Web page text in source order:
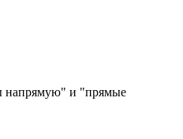
напрямую" и "прямые